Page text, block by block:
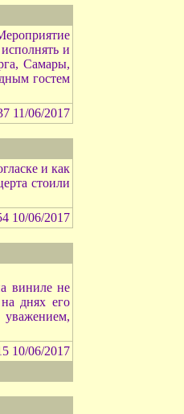
и
Самары,
гостем
11/06/2017
и как
стоили
10/06/2017
виниле не
днях его
10/06/2017